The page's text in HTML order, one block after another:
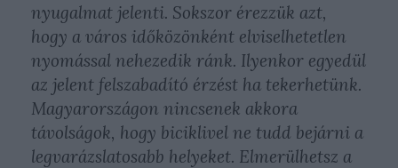
nyugalmat jelenti. Sokszor érezzük azt,
hogy a város időközönként elviselhetetlen
nyomással nehezedik ránk. Ilyenkor egyedül
az jelent felszabadító érzést ha tekerhetünk.
Magyarországon nincsenek akkora
távolságok, hogy biciklivel ne tudd bejárni a
legvarázslatosabb helyeket. Elmerülhetsz a